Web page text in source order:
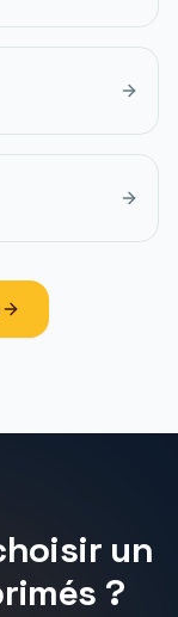
un
?